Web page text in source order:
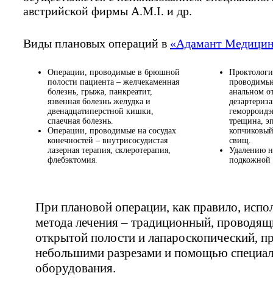
австрийской фирмы A.M.I. и др.
Виды плановых операций в «Адамант
Операции, проводимые в брюшной
полости пациента – желчекаменная
болезнь, грыжа, панкреатит,
язвенная болезнь желудка и
двенадцатиперстной кишки,
спаечная болезнь.
Операции, проводимые на сосудах
конечностей – внутрисосудистая
лазерная терапия, склеротерапия,
флебэктомия.
анальном
трещина,
свищ.
Удалению
подкожной
При плановой операции, как правило,
метода лечения – традиционный,
открытой полости и лапароскопический,
небольшими разрезами и помощью
оборудования.